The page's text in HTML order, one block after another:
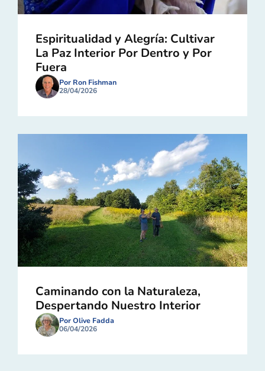
Espiritualidad y Alegría: Cultivar
La Paz Interior Por Dentro y Por
Fuera
Por Ron Fishman
28/04/2026
Caminando con la Naturaleza,
Despertando Nuestro Interior
Por Olive Fadda
06/04/2026